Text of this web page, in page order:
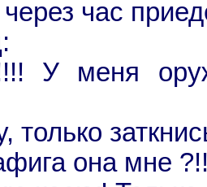
час
У меня
только
она мне